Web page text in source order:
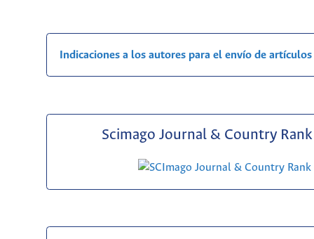
Indicaciones a los autores para el envío de artículos
Scimago Journal & Country Rank